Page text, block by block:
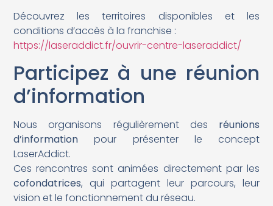
Découvrez les territoires disponibles et les
conditions d’accès à la franchise :
https://laseraddict.fr/ouvrir-centre-laseraddict/
Participez à une réunion
d’information
Nous organisons régulièrement des réunions
d’information pour présenter le concept
LaserAddict.
Ces rencontres sont animées directement par les
cofondatrices, qui partagent leur parcours, leur
vision et le fonctionnement du réseau.